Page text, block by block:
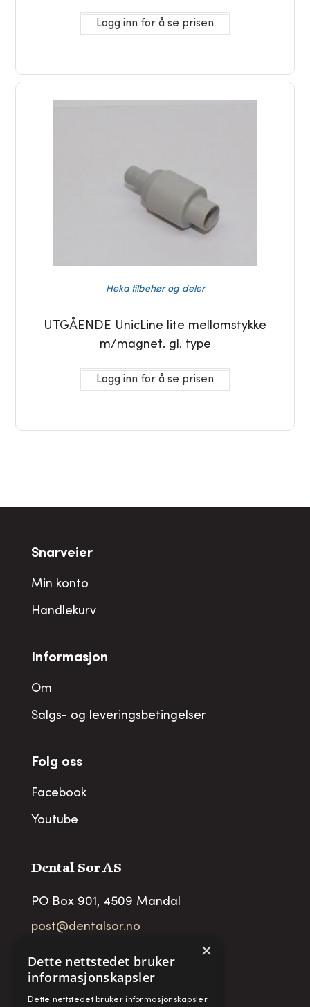
Logg inn for å se prisen
Heka tilbehør og deler
UTGÅENDE UnicLine lite mellomstykke
m/magnet. gl. type
Logg inn for å se prisen
Snarveier
Min konto
Handlekurv
Informasjon
Om
Salgs- og leveringsbetingelser
Folg oss
Facebook
Youtube
Dental Sor AS
PO Box 901, 4509 Mandal
post@dentalsor.no
Telefon: +47 38 27 88 88
Fax: + 47 38 27 88 89
×
Dette nettstedet bruker
informasjonskapsler
Dette nettstedet bruker informasjonskapsler